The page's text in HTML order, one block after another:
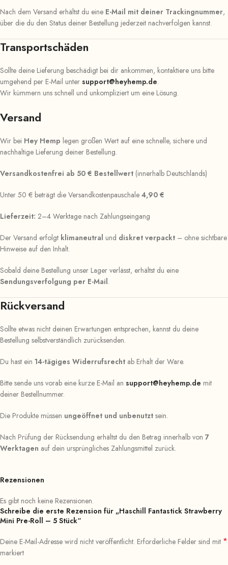
Nach dem Versand erhältst du eine E-Mail mit deiner Trackingnummer,
über die du den Status deiner Bestellung jederzeit nachverfolgen kannst.
Transportschäden
Sollte deine Lieferung beschädigt bei dir ankommen, kontaktiere uns bitte
umgehend per E-Mail unter support@heyhemp.de.
Wir kümmern uns schnell und unkompliziert um eine Lösung.
Versand
Wir bei Hey Hemp legen großen Wert auf eine schnelle, sichere und
nachhaltige Lieferung deiner Bestellung.
Versandkostenfrei ab 50 € Bestellwert (innerhalb Deutschlands)
Unter 50 € beträgt die Versandkostenpauschale 4,90 €
Lieferzeit: 2–4 Werktage nach Zahlungseingang
Der Versand erfolgt klimaneutral und diskret verpackt – ohne sichtbare
Hinweise auf den Inhalt.
Sobald deine Bestellung unser Lager verlässt, erhältst du eine
Sendungsverfolgung per E-Mail.
Rückversand
Sollte etwas nicht deinen Erwartungen entsprechen, kannst du deine
Bestellung selbstverständlich zurücksenden.
Du hast ein 14-tägiges Widerrufsrecht ab Erhalt der Ware.
Bitte sende uns vorab eine kurze E-Mail an support@heyhemp.de mit
deiner Bestellnummer.
Die Produkte müssen ungeöffnet und unbenutzt sein.
Nach Prüfung der Rücksendung erhältst du den Betrag innerhalb von 7
Werktagen auf dein ursprüngliches Zahlungsmittel zurück.
Rezensionen
Es gibt noch keine Rezensionen.
Schreibe die erste Rezension für „Haschill Fantastick Strawberry
Mini Pre-Roll – 5 Stück“
Deine E-Mail-Adresse wird nicht veröffentlicht. Erforderliche Felder sind mit *
markiert